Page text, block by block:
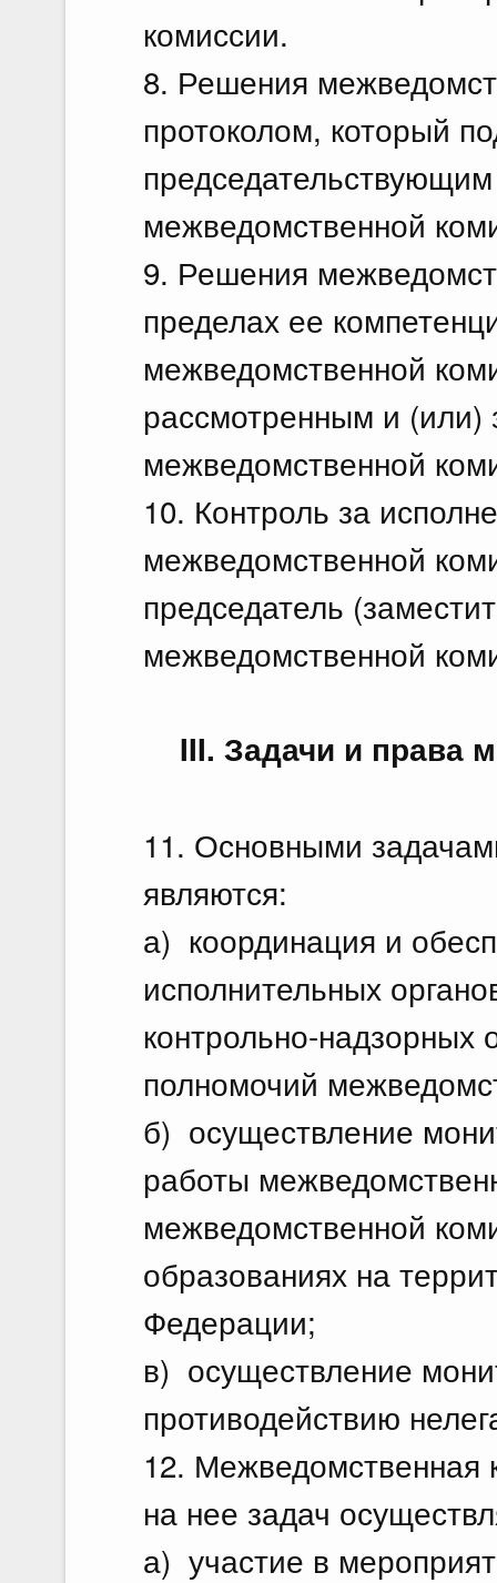
комиссии.
8. Решения
протоколом, который
межведомственной
9. Решения
пределах ее
межведомственной
рассмотренным и (или)
межведомственной
10. Контроль за
межведомственной
председатель
межведомственной
III. Задачи и права
11. Основными
являются:
а) координация и
исполнительных
контрольно-надзорных
полномочий
б) осуществление
работы
межведомственной
образованиях на
Федерации;
в) осуществление
противодействию
12. Межведомственная
на нее задач
а) участие в